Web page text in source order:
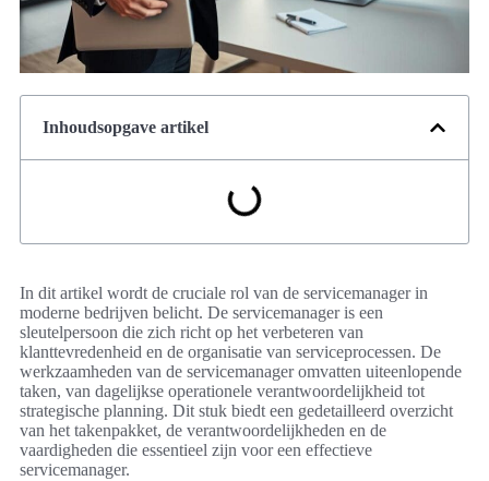
Inhoudsopgave artikel
In dit artikel wordt de cruciale rol van de servicemanager in
moderne bedrijven belicht. De servicemanager is een
sleutelpersoon die zich richt op het verbeteren van
klanttevredenheid en de organisatie van serviceprocessen. De
werkzaamheden van de servicemanager omvatten uiteenlopende
taken, van dagelijkse operationele verantwoordelijkheid tot
strategische planning. Dit stuk biedt een gedetailleerd overzicht
van het takenpakket, de verantwoordelijkheden en de
vaardigheden die essentieel zijn voor een effectieve
servicemanager.